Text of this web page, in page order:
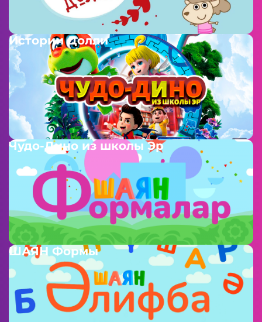
Истории Долли
Чудо-Дино из школы Эр
ШАЯН Формы